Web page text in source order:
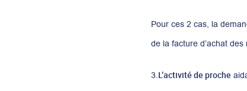
Pour ces 2 cas, la
de la facture d’achat
3.L’activité de proche